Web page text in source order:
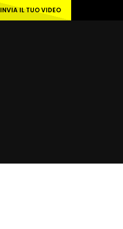
INVIA IL TUO VIDEO